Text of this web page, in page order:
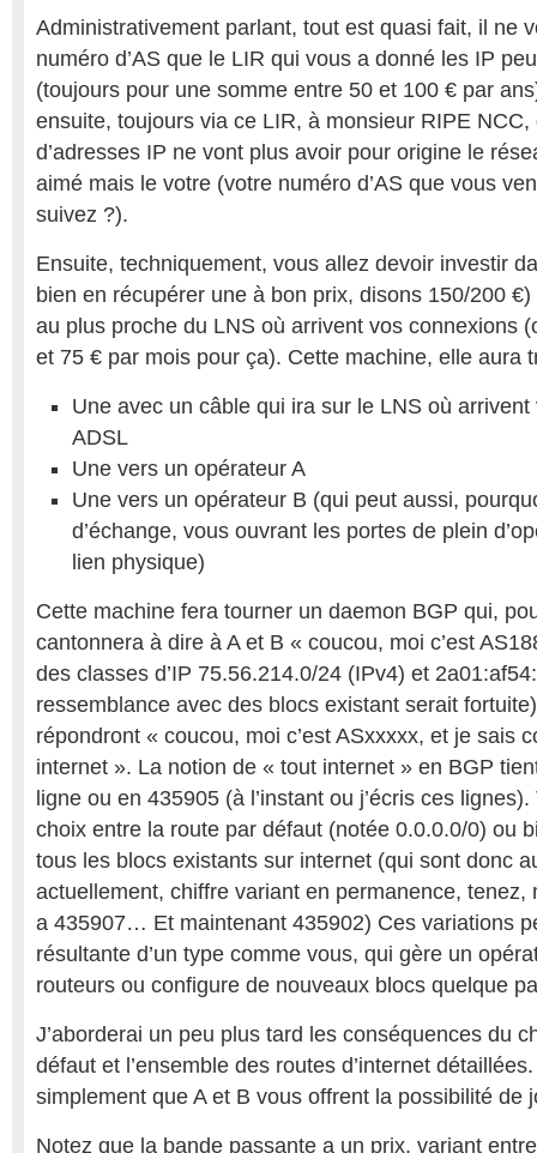
Administrativement parlant, tout est quasi fait, il ne
numéro d’AS que le LIR qui vous a donné les IP
(toujours pour une somme entre 50 et 100 € par
ensuite, toujours via ce LIR, à monsieur RIPE NCC,
d’adresses IP ne vont plus avoir pour origine le
aimé mais le votre (votre numéro d’AS que vous
suivez ?).
Ensuite, techniquement, vous allez devoir investir
bien en récupérer une à bon prix, disons 150/200
au plus proche du LNS où arrivent vos connexions
et 75 € par mois pour ça). Cette machine, elle aura
Une avec un câble qui ira sur le LNS où
ADSL
Une vers un opérateur A
Une vers un opérateur B (qui peut aussi,
d’échange, vous ouvrant les portes de plein
lien physique)
Cette machine fera tourner un daemon BGP qui,
cantonnera à dire à A et B « coucou, moi c’est
des classes d’IP 75.56.214.0/24 (IPv4) et
ressemblance avec des blocs existant serait
répondront « coucou, moi c’est ASxxxxx, et je sais
internet ». La notion de « tout internet » en BGP
ligne ou en 435905 (à l’instant ou j’écris ces
choix entre la route par défaut (notée 0.0.0.0/0) ou
tous les blocs existants sur internet (qui sont donc
actuellement, chiffre variant en permanence, tenez,
a 435907… Et maintenant 435902) Ces variations
résultante d’un type comme vous, qui gère un
routeurs ou configure de nouveaux blocs quelque
J’aborderai un peu plus tard les conséquences du
défaut et l’ensemble des routes d’internet
simplement que A et B vous offrent la possibilité de
Notez que la bande passante a un prix, variant